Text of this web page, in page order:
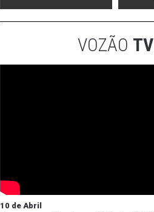
VOZÃO TV
10 de Abril